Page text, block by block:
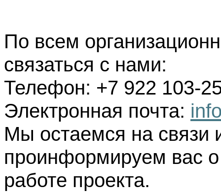
По всем
связаться с нами:
Телефон: +7 922 103-
Электронная почта:
Мы остаемся на связи
проинформируем вас
работе проекта.